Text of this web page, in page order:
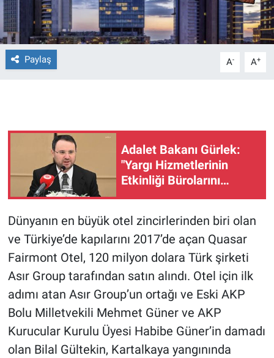
Paylaş A- A+
Adalet Bakanı Gürlek:
"Yargı Hizmetlerinin
Etkinliği Bürolarını
Dünyanın en büyük otel zincirlerinden biri olan
ve Türkiye’de kapılarını 2017’de açan Quasar
Fairmont Otel, 120 milyon dolara Türk şirketi
Asır Group tarafından satın alındı. Otel için ilk
adımı atan Asır Group’un ortağı ve Eski AKP
Bolu Milletvekili Mehmet Güner ve AKP
Kurucular Kurulu Üyesi Habibe Güner’in damadı
olan Bilal Gültekin, Kartalkaya yangınında
Gerçeğin İzinde
Gün Başlıyor
Gündem Özel
Günün görüntüsü
İlan
Kimdir
Koronavirüs
Kültür Sanat